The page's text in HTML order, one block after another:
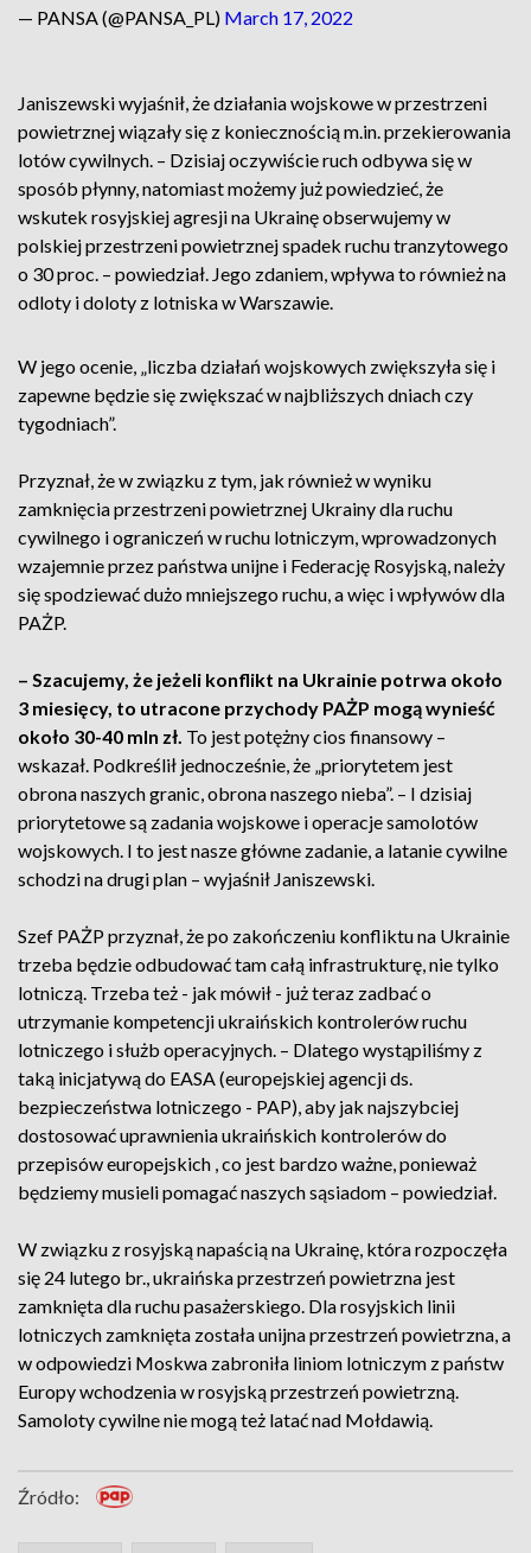
— PANSA (@PANSA_PL) March 17, 2022
Janiszewski wyjaśnił, że działania wojskowe w przestrzeni
powietrznej wiązały się z koniecznością m.in. przekierowania
lotów cywilnych. – Dzisiaj oczywiście ruch odbywa się w
sposób płynny, natomiast możemy już powiedzieć, że
wskutek rosyjskiej agresji na Ukrainę obserwujemy w
polskiej przestrzeni powietrznej spadek ruchu tranzytowego
o 30 proc. – powiedział. Jego zdaniem, wpływa to również na
odloty i doloty z lotniska w Warszawie.
W jego ocenie, „liczba działań wojskowych zwiększyła się i
zapewne będzie się zwiększać w najbliższych dniach czy
tygodniach”.
Przyznał, że w związku z tym, jak również w wyniku
zamknięcia przestrzeni powietrznej Ukrainy dla ruchu
cywilnego i ograniczeń w ruchu lotniczym, wprowadzonych
wzajemnie przez państwa unijne i Federację Rosyjską, należy
się spodziewać dużo mniejszego ruchu, a więc i wpływów dla
PAŻP.
– Szacujemy, że jeżeli konflikt na Ukrainie potrwa około
3 miesięcy, to utracone przychody PAŻP mogą wynieść
około 30-40 mln zł. To jest potężny cios finansowy –
wskazał. Podkreślił jednocześnie, że „priorytetem jest
obrona naszych granic, obrona naszego nieba”. – I dzisiaj
priorytetowe są zadania wojskowe i operacje samolotów
wojskowych. I to jest nasze główne zadanie, a latanie cywilne
schodzi na drugi plan – wyjaśnił Janiszewski.
Szef PAŻP przyznał, że po zakończeniu konfliktu na Ukrainie
trzeba będzie odbudować tam całą infrastrukturę, nie tylko
lotniczą. Trzeba też - jak mówił - już teraz zadbać o
utrzymanie kompetencji ukraińskich kontrolerów ruchu
lotniczego i służb operacyjnych. – Dlatego wystąpiliśmy z
taką inicjatywą do EASA (europejskiej agencji ds.
bezpieczeństwa lotniczego - PAP), aby jak najszybciej
dostosować uprawnienia ukraińskich kontrolerów do
przepisów europejskich , co jest bardzo ważne, ponieważ
będziemy musieli pomagać naszych sąsiadom – powiedział.
W związku z rosyjską napaścią na Ukrainę, która rozpoczęła
się 24 lutego br., ukraińska przestrzeń powietrzna jest
zamknięta dla ruchu pasażerskiego. Dla rosyjskich linii
lotniczych zamknięta została unijna przestrzeń powietrzna, a
w odpowiedzi Moskwa zabroniła liniom lotniczym z państw
Europy wchodzenia w rosyjską przestrzeń powietrzną.
Samoloty cywilne nie mogą też latać nad Mołdawią.
Źródło: